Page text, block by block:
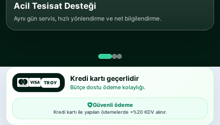
Acil Tesisat Desteği
Aynı gün servis, hızlı yönlendirme ve net bilgilendirme.
TROY
Kredi kartı geçerlidir
Bütçe dostu ödeme kolaylığı.
Güvenli ödeme
Kredi kartı ile yapılan ödemelerde +%20 KDV alınır.